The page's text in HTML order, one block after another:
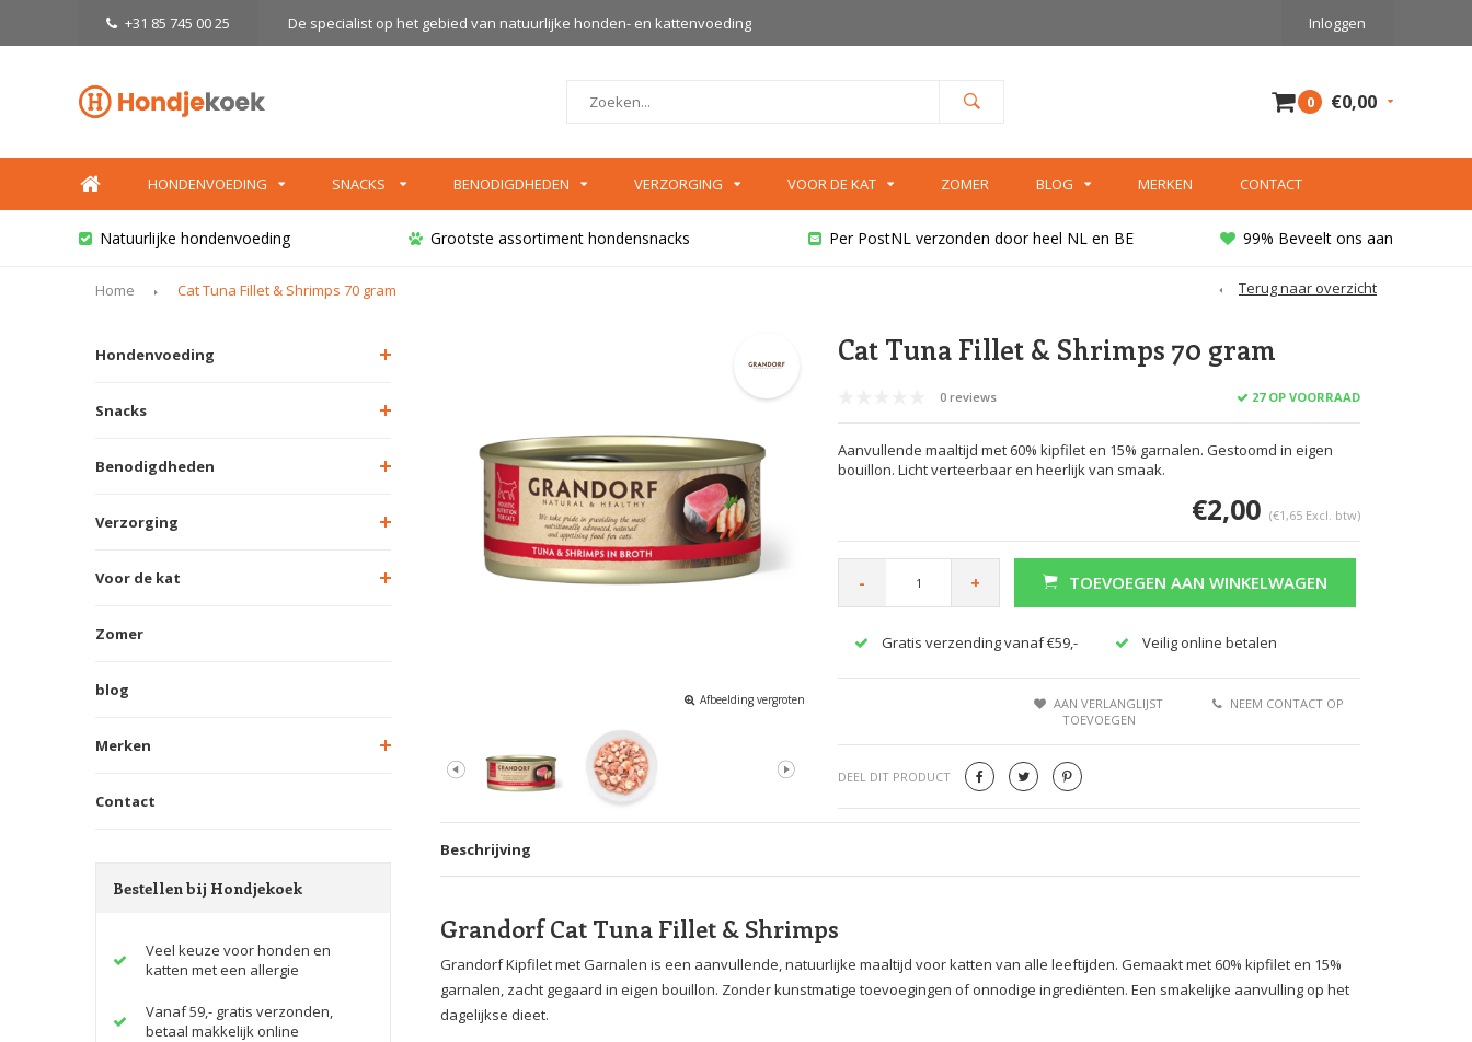
+31 85 745 00 25 De specialist op het gebied van natuurlijke honden- en kattenvoeding Inloggen
0 €0,00
HONDENVOEDING SNACKS BENODIGDHEDEN VERZORGING VOOR DE KAT ZOMER BLOG MERKEN CONTACT
Natuurlijke hondenvoeding Grootste assortiment hondensnacks Per PostNL verzonden door heel NL en BE 99% Beveelt ons aan
Home Cat Tuna Fillet & Shrimps 70 gram Terug naar overzicht
Hondenvoeding
Snacks
Benodigdheden
Verzorging
Voor de kat
Zomer
blog
Merken
Contact
Bestellen bij Hondjekoek
Veel keuze voor honden en
katten met een allergie
Vanaf 59,- gratis verzonden,
betaal makkelijk online
Afbeelding vergroten Afbeelding vergroten
Cat Tuna Fillet & Shrimps 70 gram
0 reviews 27 OP VOORRAAD
Aanvullende maaltijd met 60% kipfilet en 15% garnalen. Gestoomd in eigen
bouillon. Licht verteerbaar en heerlijk van smaak.
€2,00 (€1,65 Excl. btw)
- + TOEVOEGEN AAN WINKELWAGEN
Gratis verzending vanaf €59,- Veilig online betalen
AAN VERLANGLIJST
TOEVOEGEN
NEEM CONTACT OP
DEEL DIT PRODUCT
Beschrijving
Grandorf Cat Tuna Fillet & Shrimps
Grandorf Kipfilet met Garnalen is een aanvullende, natuurlijke maaltijd voor katten van alle leeftijden. Gemaakt met 60% kipfilet en 15%
garnalen, zacht gegaard in eigen bouillon. Zonder kunstmatige toevoegingen of onnodige ingrediënten. Een smakelijke aanvulling op het
dagelijkse dieet.